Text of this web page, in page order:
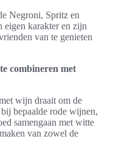
Negroni, Spritz en
eigen karakter en zijn
van te genieten
combineren met
wijn draait om de
bepaalde rode wijnen,
samengaan met witte
van zowel de